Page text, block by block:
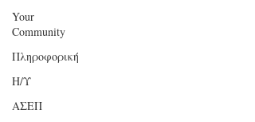
Your
Community
Πληροφορική
Η/Υ
ΑΣΕΠ